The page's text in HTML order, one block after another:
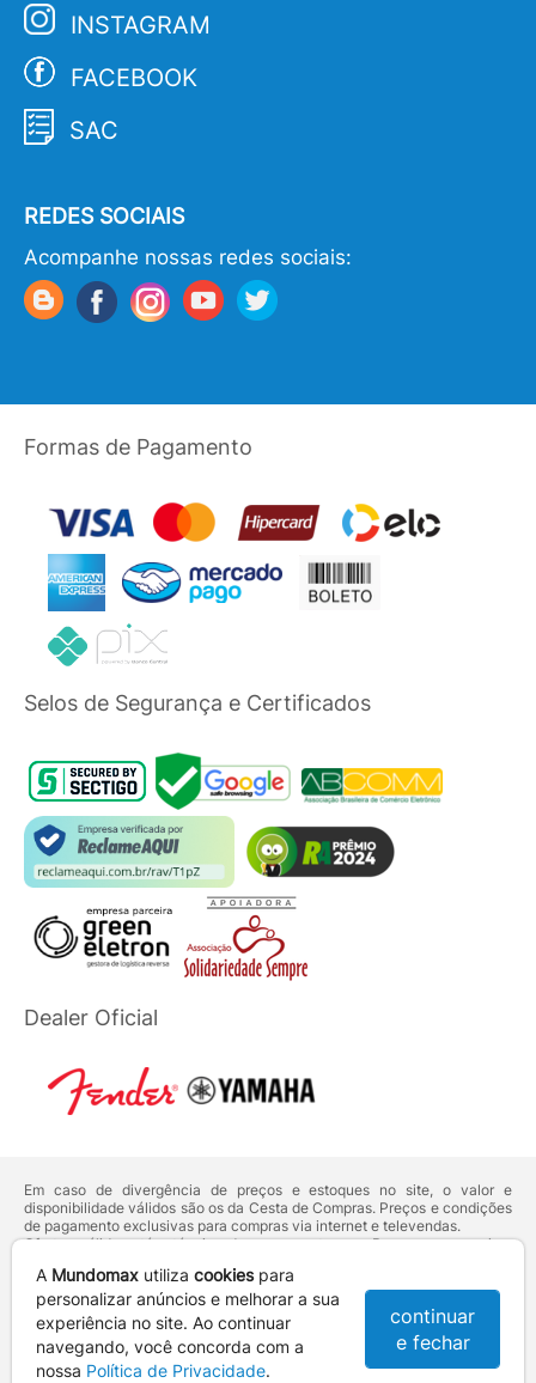
INSTAGRAM
FACEBOOK
SAC
REDES SOCIAIS
Acompanhe nossas redes sociais:
Formas de Pagamento
Selos de Segurança e Certificados
Dealer Oficial
Em caso de divergência de preços e estoques no site, o valor e
disponibilidade válidos são os da Cesta de Compras. Preços e condições
de pagamento exclusivas para compras via internet e televendas.
Ofertas válidas até o término de nossos estoques. Para compras acima
deVenda Corporativa.
Os preços apresentados no site prevalecem sobre outros anunciados em
qualquer outro meio de comunicação ou sites de buscas. Código de
Defesa do Consumidor:Lei nº 8.078.
Vendas sujeitas à confirmação de dados e análises de crédito e risco.
A Mundomax utiliza cookiespara
personalizar anúncios e melhorar a sua
experiência no site. Ao continuar
navegando, você concorda com a
nossa Política de Privacidade.
continuar
e fechar